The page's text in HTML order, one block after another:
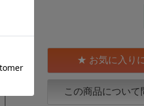
この商品について
お気に入り